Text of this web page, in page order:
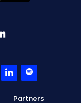
Partners